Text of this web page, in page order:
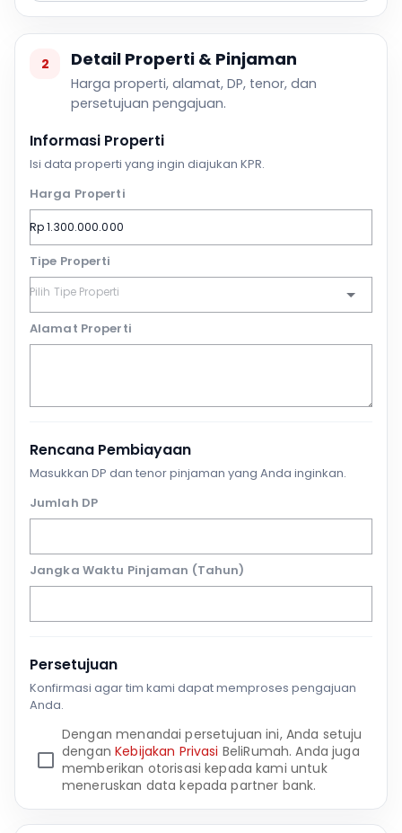
2 Detail Properti & Pinjaman
Harga properti, alamat, DP, tenor, dan
persetujuan pengajuan.
Informasi Properti
Isi data properti yang ingin diajukan KPR.
Harga Properti
Tipe Properti
Alamat Properti
Rencana Pembiayaan
Masukkan DP dan tenor pinjaman yang Anda inginkan.
Jumlah DP
Jangka Waktu Pinjaman (Tahun)
Persetujuan
Konfirmasi agar tim kami dapat memproses pengajuan
Anda.
Dengan menandai persetujuan ini, Anda setuju
denganKebijakan Privasi BeliRumah. Anda juga
memberikan otorisasi kepada kami untuk
meneruskan data kepada partner bank.